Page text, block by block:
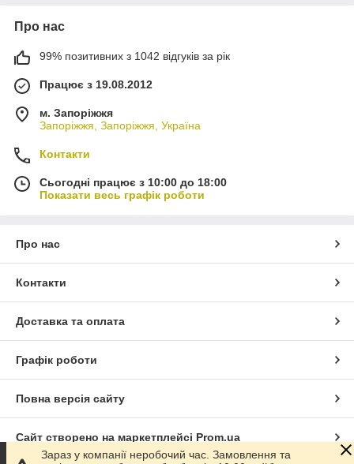
Про нас
99% позитивних з 1042 відгуків за рік
Працює з 19.08.2012
м. Запоріжжя
Запоріжжя, Запоріжжя, Україна
Контакти
Сьогодні працює з 10:00 до 18:00
Показати весь графік роботи
Про нас
Контакти
Доставка та оплата
Графік роботи
Повна версія сайту
Сайт створено на маркетплейсі Prom.ua
Зараз у компанії неробочий час. Замовлення та